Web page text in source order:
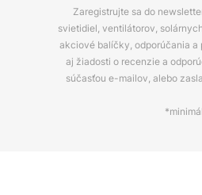
Zaregistrujte sa do
svietidiel, ventilátorov,
akciové balíčky, odporúčania a
aj žiadosti o recenzie a
súčasťou e-mailov, alebo